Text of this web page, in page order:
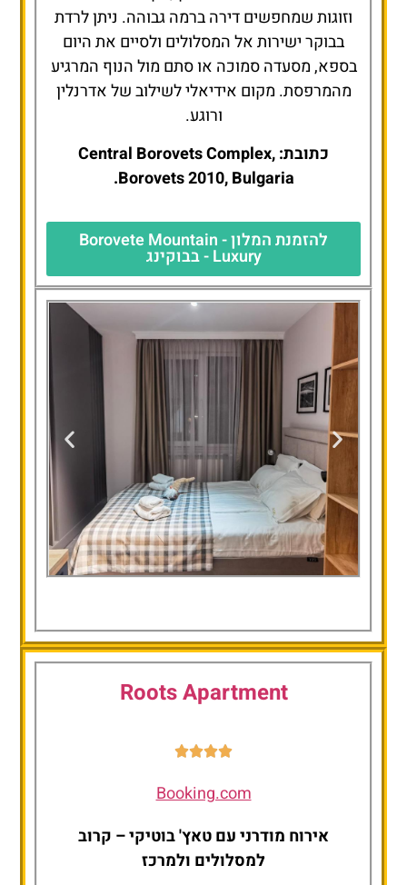
וזוגות שמחפשים דירה ברמה גבוהה. ניתן לרדת
בבוקר ישירות אל המסלולים ולסיים את היום
בספא, מסעדה סמוכה או סתם מול הנוף המרגיע
מהמרפסת. מקום אידיאלי לשילוב של אדרנלין
ורוגע.
כתובת: Central Borovets Complex,
Borovets 2010, Bulgaria.
להזמנת המלון - Borovete Mountain
Luxury - בבוקינג
Mountain Luxury
Roots Apartment
Booking.com
אירוח מודרני עם טאץ' בוטיקי – קרוב
למסלולים ולמרכז